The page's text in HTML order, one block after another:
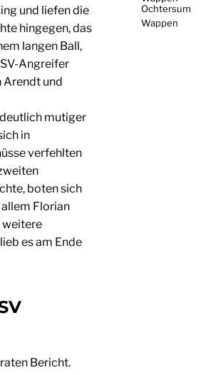
und liefen die
hingegen, das
langen Ball,
Angreifer
Arendt und
mutiger
in
verfehlten
boten sich
Florian
weitere
es am Ende
Bericht.